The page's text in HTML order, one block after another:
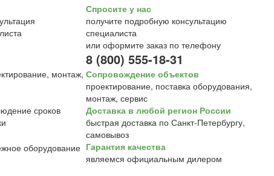
Спросите у нас
получите подробную консультацию
специалиста
или оформите заказ по телефону
8 (800) 555-18-31
Сопровождение объектов
проектирование, поставка оборудования,
монтаж, сервис
Доставка в любой регион России
быстрая доставка по Санкт-Петербургу,
самовывоз
Гарантия качества
являемся официальным дилером